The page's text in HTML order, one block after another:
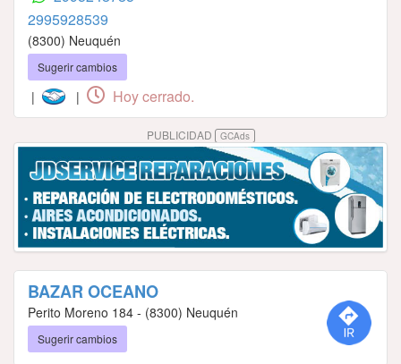
2995928539
(8300) Neuquén
Sugerir cambios
| | Hoy cerrado.
PUBLICIDAD GCAds
BAZAR OCEANO
Perito Moreno 184 - (8300) Neuquén
Sugerir cambios